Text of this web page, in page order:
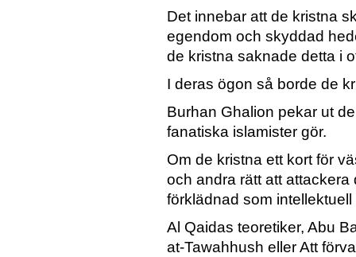
Det innebar att de kristna
egendom och skyddad
de kristna saknade detta i
I deras ögon så borde de
Burhan Ghalion pekar ut
fanatiska islamister gör.
Om de kristna ett kort för
och andra rätt att
förklädnad som
Al Qaidas teoretiker, Abu
at-Tawahhush eller Att